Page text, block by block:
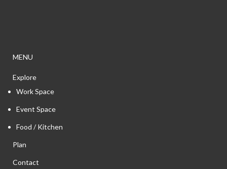
MENU
Explore
Work Space
Event Space
Food / Kitchen
Plan
Contact